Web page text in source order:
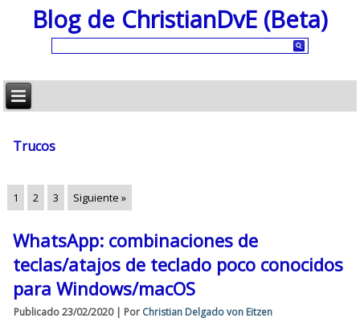
Blog de ChristianDvE (Beta)
Trucos
1 2 3 Siguiente »
WhatsApp: combinaciones de
teclas/atajos de teclado poco conocidos
para Windows/macOS
Publicado 23/02/2020| Por Christian Delgado von Eitzen